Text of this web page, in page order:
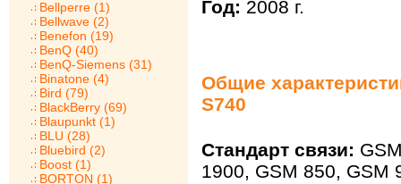
Bellperre (1)
Bellwave (2)
Benefon (19)
BenQ (40)
BenQ-Siemens (31)
Binatone (4)
Bird (79)
BlackBerry (69)
Blaupunkt (1)
BLU (28)
Bluebird (2)
Boost (1)
BORTON (1)
Год: 2008 г.
Общие
S740
Стандарт связи:
1900, GSM 850, GSM